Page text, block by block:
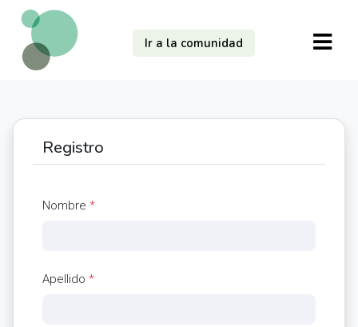
Ir a la comunidad
Registro
Nombre *
Apellido *